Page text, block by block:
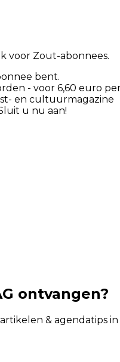
voor Zout-abonnees.
bent.
- voor 6,60 euro
en cultuurmagazine
u nu aan!
ontvangen?
& agendatips in